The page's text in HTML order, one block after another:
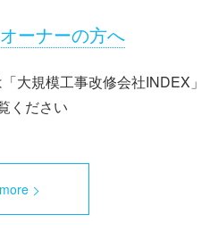
ーナーの方へ
大規模工事改修会社INDEX」
ください
more